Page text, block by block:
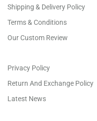
Shipping & Delivery Policy
Terms & Conditions
Our Custom Review
Privacy Policy
Return And Exchange Policy
Latest News